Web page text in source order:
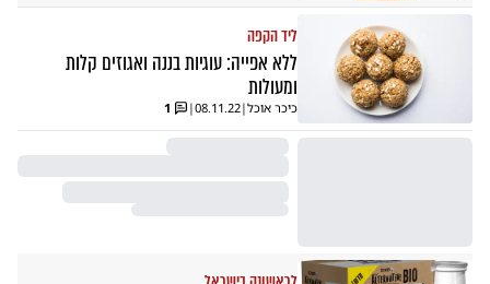
ליד הקפה
ללא אפייה: עוגיות בננה ואגוזים קלות
ומעולות
כיכר אוכל|
08.11.22
|
1